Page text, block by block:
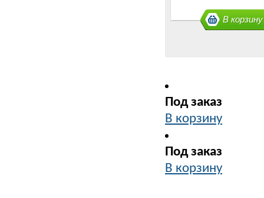
В корзину
Под заказ
В корзину
Под заказ
В корзину